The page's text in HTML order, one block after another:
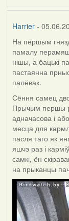
Harrier-
На першым
памалу
нішы, а бацькі
пастаянна
палёвак.
Сёння самец
Прычым першы
адначасова і
месца для
пасля таго як
яшчэ раз і
самкі, ён
на прыканцы